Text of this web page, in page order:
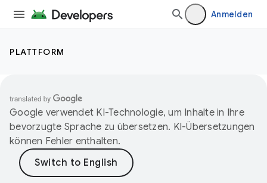
Anmelden
PLATTFORM
Google verwendet KI-Technologie, um Inhalte in Ihre
bevorzugte Sprache zu übersetzen. KI-Übersetzungen
können Fehler enthalten.